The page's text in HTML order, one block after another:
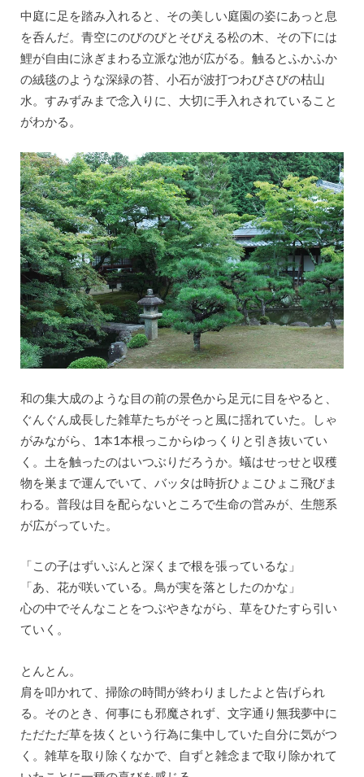
中庭に足を踏み入れると、その美しい庭園の姿にあっと息
を呑んだ。青空にのびのびとそびえる松の木、その下には
鯉が自由に泳ぎまわる立派な池が広がる。触るとふかふか
の絨毯のような深緑の苔、小石が波打つわびさびの枯山
水。すみずみまで念入りに、大切に手入れされていること
がわかる。
和の集大成のような目の前の景色から足元に目をやると、
ぐんぐん成長した雑草たちがそっと風に揺れていた。しゃ
がみながら、1本1本根っこからゆっくりと引き抜いてい
く。土を触ったのはいつぶりだろうか。蟻はせっせと収穫
物を巣まで運んでいて、バッタは時折ひょこひょこ飛びま
わる。普段は目を配らないところで生命の営みが、生態系
が広がっていた。
「この子はずいぶんと深くまで根を張っているな」
「あ、花が咲いている。鳥が実を落としたのかな」
心の中でそんなことをつぶやきながら、草をひたすら引い
ていく。
とんとん。
肩を叩かれて、掃除の時間が終わりましたよと告げられ
る。そのとき、何事にも邪魔されず、文字通り無我夢中に
ただただ草を抜くという行為に集中していた自分に気がつ
く。雑草を取り除くなかで、自ずと雑念まで取り除かれて